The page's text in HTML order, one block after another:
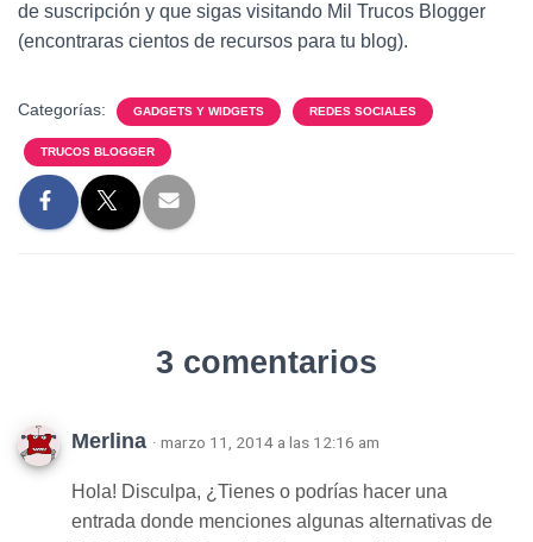
de suscripción y que sigas visitando Mil Trucos Blogger
(encontraras cientos de recursos para tu blog).
Categorías: GADGETS Y WIDGETS REDES SOCIALES
TRUCOS BLOGGER
3 comentarios
Merlina · marzo 11, 2014 a las 12:16 am
Hola! Disculpa, ¿Tienes o podrías hacer una
entrada donde menciones algunas alternativas de